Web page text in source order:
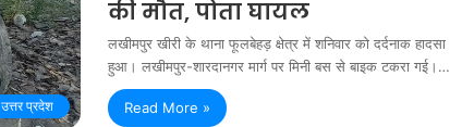
उत्तर प्रदेश
की मौत, पोता घायल
लखीमपुर खीरी के थाना फूलबेहड़ क्षेत्र में शनिवार को दर्दनाक हादसा
हुआ। लखीमपुर-शारदानगर मार्ग पर मिनी बस से बाइक टकरा गई।…
Read More »